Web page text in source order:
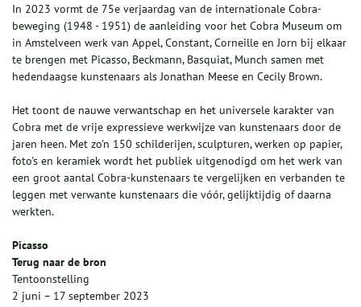
In 2023 vormt de 75e verjaardag van de internationale Cobra-
beweging (1948 - 1951) de aanleiding voor het Cobra Museum om
in Amstelveen werk van Appel, Constant, Corneille en Jorn bij elkaar
te brengen met Picasso, Beckmann, Basquiat, Munch samen met
hedendaagse kunstenaars als Jonathan Meese en Cecily Brown.
Het toont de nauwe verwantschap en het universele karakter van
Cobra met de vrije expressieve werkwijze van kunstenaars door de
jaren heen. Met zo'n 150 schilderijen, sculpturen, werken op papier,
foto's en keramiek wordt het publiek uitgenodigd om het werk van
een groot aantal Cobra-kunstenaars te vergelijken en verbanden te
leggen met verwante kunstenaars die vóór, gelijktijdig of daarna
werkten.
Picasso
Terug naar de bron
Tentoonstelling
2 juni – 17 september 2023